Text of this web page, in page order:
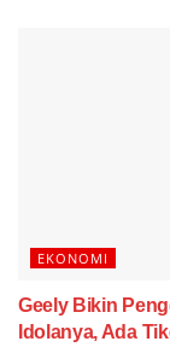
EKONOMI
Geely Bikin
Idolanya, Ada